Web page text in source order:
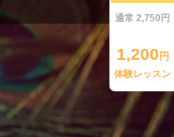
通常 2,750円
1,200 円
体験レッスン